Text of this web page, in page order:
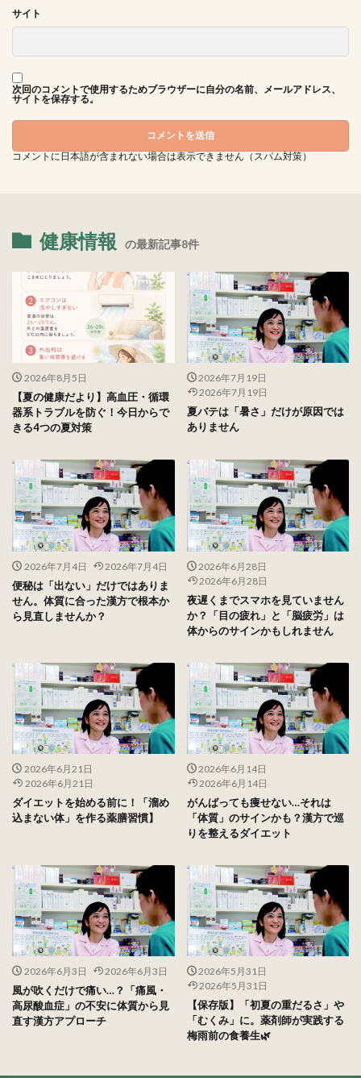
サイト
次回のコメントで使用するためブラウザーに自分の名前、メールアドレス、
サイトを保存する。
コメントに日本語が含まれない場合は表示できません（スパム対策）
健康情報 の最新記事8件
2026年8月5日
【夏の健康だより】高血圧・循環
器系トラブルを防ぐ！今日からで
きる4つの夏対策
2026年7月19日
2026年7月19日
夏バテは「暑さ」だけが原因では
ありません
2026年7月4日 2026年7月4日
便秘は「出ない」だけではありま
せん。体質に合った漢方で根本か
ら見直しませんか？
2026年6月28日
2026年6月28日
夜遅くまでスマホを見ていません
か？「目の疲れ」と「脳疲労」は
体からのサインかもしれません
2026年6月21日
2026年6月21日
ダイエットを始める前に！「溜め
込まない体」を作る薬膳習慣】
2026年6月14日
2026年6月14日
がんばっても痩せない…それは
「体質」のサインかも？漢方で巡
りを整えるダイエット
2026年6月3日 2026年6月3日
風が吹くだけで痛い…？「痛風・
高尿酸血症」の不安に体質から見
直す漢方アプローチ
2026年5月31日
2026年5月31日
【保存版】「初夏の重だるさ」や
「むくみ」に。薬剤師が実践する
梅雨前の食養生🌿